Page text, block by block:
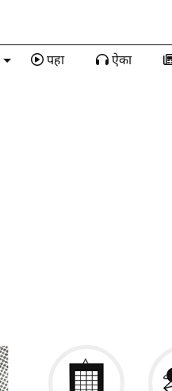
पहा ऐका